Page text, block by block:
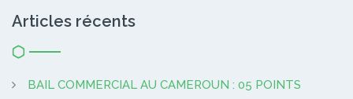
Articles récents
BAIL COMMERCIAL AU CAMEROUN : 05 POINTS